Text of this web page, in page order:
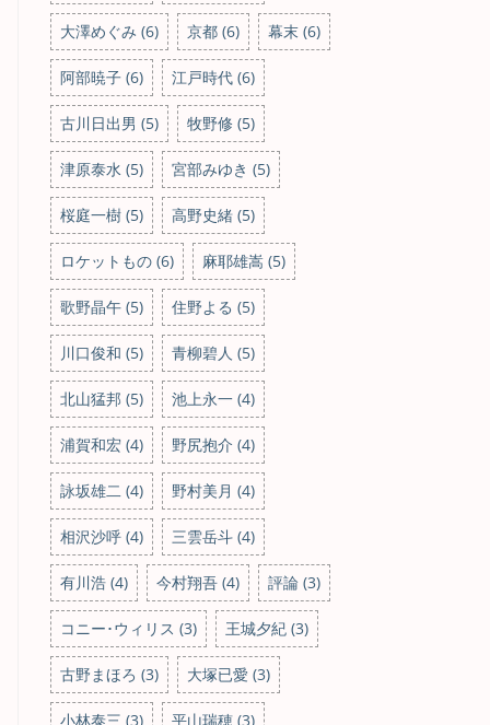
大澤めぐみ (6) 京都 (6) 幕末 (6)
阿部暁子 (6) 江戸時代 (6)
古川日出男 (5) 牧野修 (5)
津原泰水 (5) 宮部みゆき (5)
桜庭一樹 (5) 高野史緒 (5)
ロケットもの (6) 麻耶雄嵩 (5)
歌野晶午 (5) 住野よる (5)
川口俊和 (5) 青柳碧人 (5)
北山猛邦 (5) 池上永一 (4)
浦賀和宏 (4) 野尻抱介 (4)
詠坂雄二 (4) 野村美月 (4)
相沢沙呼 (4) 三雲岳斗 (4)
有川浩 (4) 今村翔吾 (4) 評論 (3)
コニー･ウィリス (3) 王城夕紀 (3)
古野まほろ (3) 大塚已愛 (3)
小林泰三 (3) 平山瑞穂 (3)